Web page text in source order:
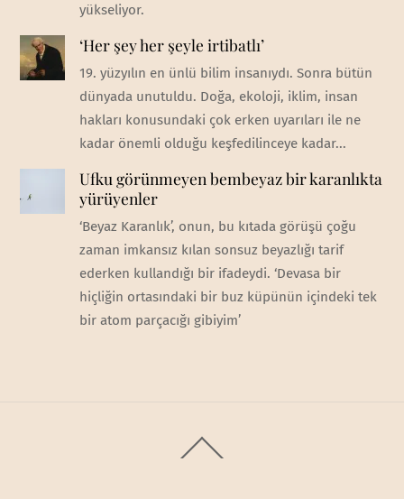
yükseliyor.
‘Her şey her şeyle irtibatlı’
19. yüzyılın en ünlü bilim insanıydı. Sonra bütün
dünyada unutuldu. Doğa, ekoloji, iklim, insan
hakları konusundaki çok erken uyarıları ile ne
kadar önemli olduğu keşfedilinceye kadar...
Ufku görünmeyen bembeyaz bir karanlıkta
yürüyenler
‘Beyaz Karanlık’, onun, bu kıtada görüşü çoğu
zaman imkansız kılan sonsuz beyazlığı tarif
ederken kullandığı bir ifadeydi. ‘Devasa bir
hiçliğin ortasındaki bir buz küpünün içindeki tek
bir atom parçacığı gibiyim’
To